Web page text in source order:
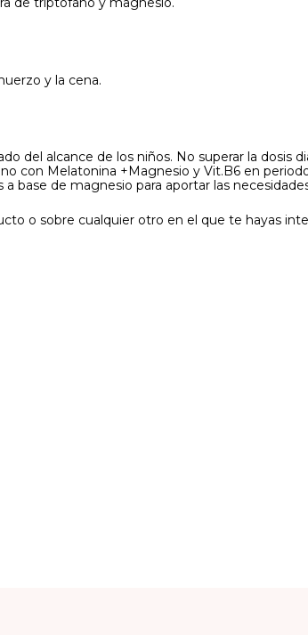
y la cena.
del alcance de los niños. No superar la
con Melatonina +Magnesio y Vit.B6 en
base de magnesio para aportar las
o sobre cualquier otro en el que te hayas